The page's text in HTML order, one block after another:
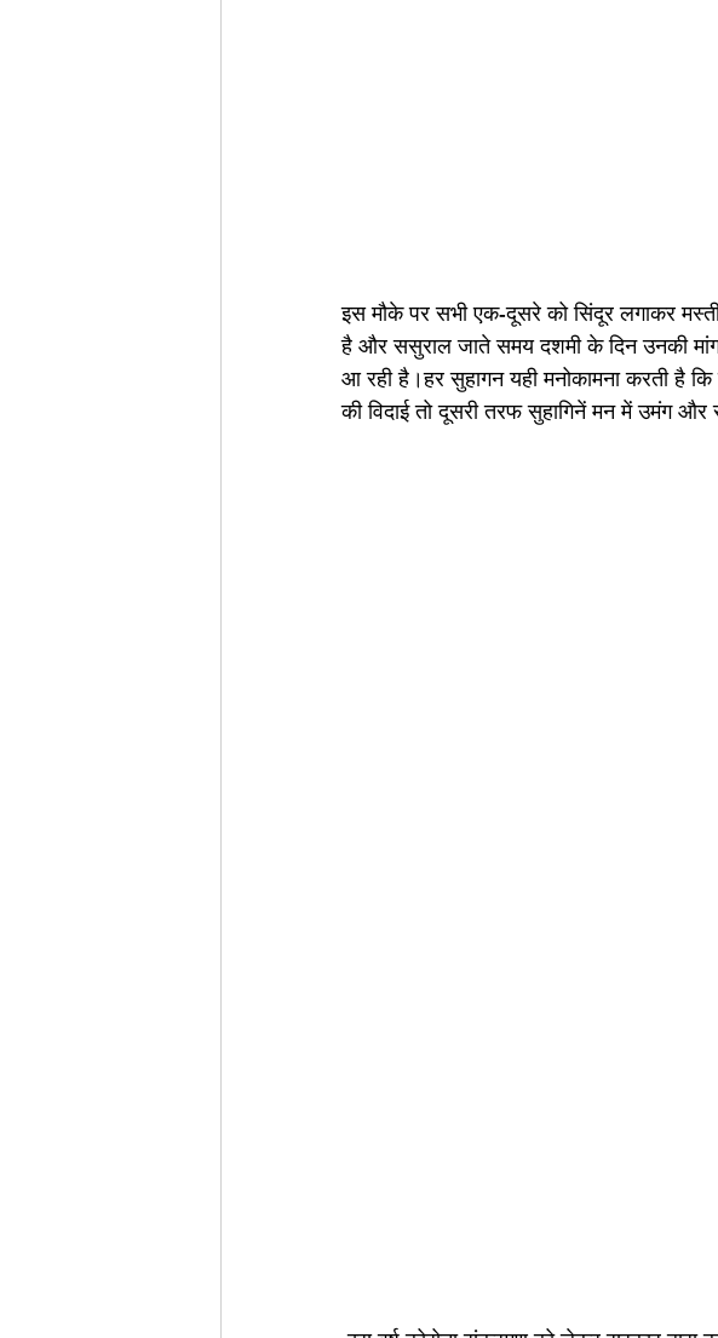
इस मौके पर सभी एक-दूसरे को सिंदूर लगाकर
है और ससुराल जाते समय दशमी के दिन उनकी
आ रही है।हर सुहागन यही मनोकामना करती है
की विदाई तो दूसरी तरफ सुहागिनें मन में उमंग